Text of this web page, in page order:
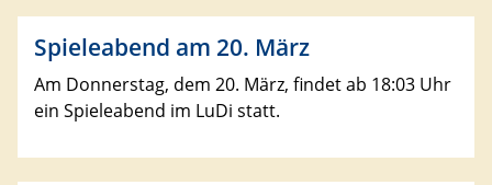
Spieleabend am 20. März
Am Donnerstag, dem 20. März, findet ab 18:03 Uhr
ein Spieleabend im LuDi statt.